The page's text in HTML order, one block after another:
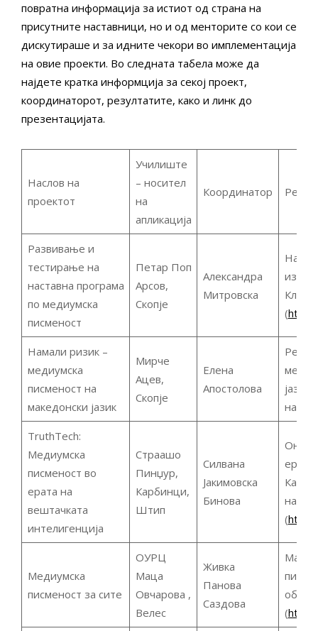
повратна информација за истиот од страна на
присутните наставници, но и од менторите со кои се
дискутираше и за идните чекори во имплементација
на овие проекти. Во следната табела може да
најдете кратка информција за секој проект,
координаторот, резултатите, како и линк до
презентацијата.
Наслов на
проектот
Училиште
– носител
на
апликација
Координатор
Развивање и
тестирање на
наставна програма
по медиумска
писменост
Петар Поп
Арсов,
Скопје
Александра
Митровска
Клуб
(
Намали ризик –
медиумска
писменост на
македонски јазик
Мирче
Ацев,
Скопје
Елена
Апостолова
јазик
на
TruthTech:
Медиумска
писменост во
ерата на
вештачката
интелигенција
Страашо
Пинџур,
Карбинци,
Штип
Силвана
Јакимовска
Бинова
ерата
на
(
Медиумска
писменост за сите
ОУРЦ
Маца
Овчарова ,
Велес
Живка
Панова
Саздова
(